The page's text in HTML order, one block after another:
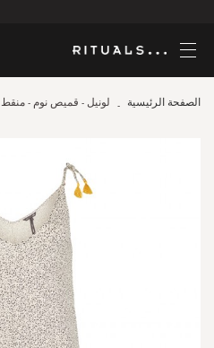
الصفحة الرئيسية لونيل - قميص نوم - منقط